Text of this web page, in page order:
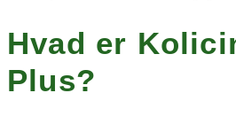
Hvad er
Plus?